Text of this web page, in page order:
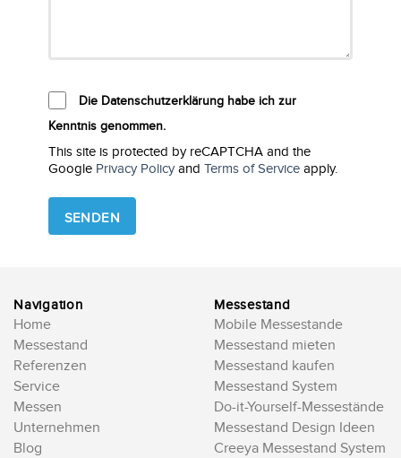
Die Datenschutzerklärung habe ich zur
Kenntnis genommen.
This site is protected by reCAPTCHA and the
Google Privacy Policyand Terms of Service apply.
leave
this
field
Navigation
Home
Messestand
Referenzen
Service
Messen
Unternehmen
Blog
Messestand
Mobile Messestande
Messestand mieten
Messestand kaufen
Messestand System
Do-it-Yourself-Messestände
Messestand Design Ideen
Creeya Messestand System